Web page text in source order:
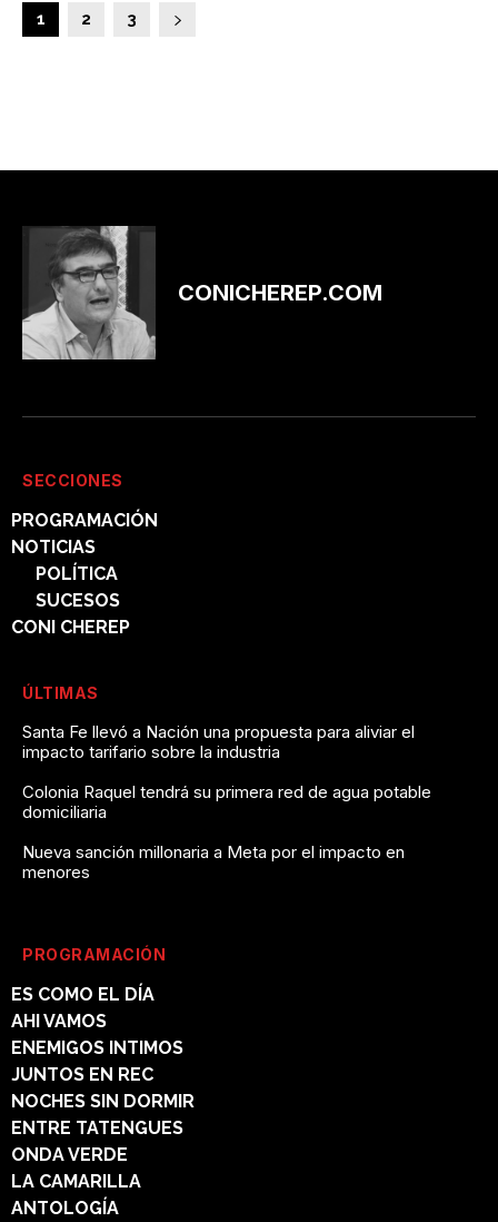
1 2 3
CONICHEREP.COM
SECCIONES
PROGRAMACIÓN
NOTICIAS
POLÍTICA
SUCESOS
CONI CHEREP
ÚLTIMAS
Santa Fe llevó a Nación una propuesta para aliviar el
impacto tarifario sobre la industria
Colonia Raquel tendrá su primera red de agua potable
domiciliaria
Nueva sanción millonaria a Meta por el impacto en
menores
PROGRAMACIÓN
ES COMO EL DÍA
AHI VAMOS
ENEMIGOS INTIMOS
JUNTOS EN REC
NOCHES SIN DORMIR
ENTRE TATENGUES
ONDA VERDE
LA CAMARILLA
ANTOLOGÍA